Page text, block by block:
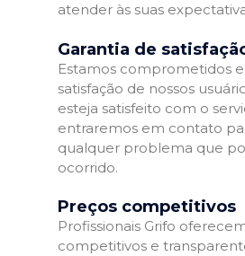
atender às suas
Garantia de
Estamos comprometidos
satisfação de nossos
esteja satisfeito com o
entraremos em contato
qualquer problema que
ocorrido.
Preços competitivos
Profissionais Grifo
competitivos e